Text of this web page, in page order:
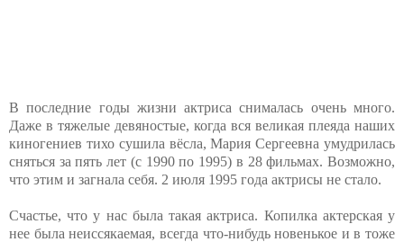
В последние годы жизни актриса снималась очень много.
Даже в тяжелые девяностые, когда вся великая плеяда наших
киногениев тихо сушила вёсла, Мария Сергеевна умудрилась
сняться за пять лет (с 1990 по 1995) в 28 фильмах. Возможно,
что этим и загнала себя. 2 июля 1995 года актрисы не стало.
Счастье, что у нас была такая актриса. Копилка актерская у
нее была неиссякаемая, всегда что-нибудь новенькое и в тоже